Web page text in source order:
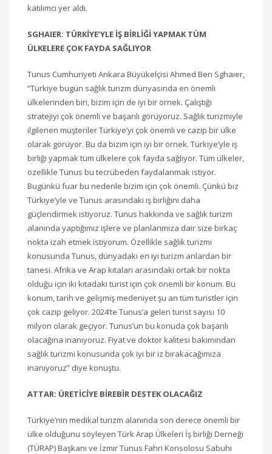
katılımcı yer aldı.
SGHAIER: TÜRKİYE’YLE İŞ BİRLİĞİ YAPMAK TÜM
ÜLKELERE ÇOK FAYDA SAĞLIYOR
Tunus Cumhuriyeti Ankara Büyükelçisi Ahmed Ben Sghaıer,
“Türkiye bugün sağlık turizm dünyasında en önemli
ülkelerinden biri, bizim için de iyi bir örnek. Çalıştığı
stratejiyi çok önemli ve başarılı görüyoruz. Sağlık turizmiyle
ilgilenen müşteriler Türkiye’yi çok önemli ve cazip bir ülke
olarak görüyor. Bu da bizim için iyi bir örnek. Türkiye’yle iş
birliği yapmak tüm ülkelere çok fayda sağlıyor. Tüm ülkeler,
özellikle Tunus bu tecrübeden faydalanmak istiyor.
Bugünkü fuar bu nedenle bizim için çok önemli. Çünkü biz
Türkiye’yle ve Tunus arasındaki iş birliğini daha
güçlendirmek istiyoruz. Tunus hakkında ve sağlık turizm
alanında yaptığımız işlere ve planlarımıza dair size birkaç
nokta izah etmek istiyorum. Özellikle sağlık turizmi
konusunda Tunus, dünyadaki en iyi turizm anlardan bir
tanesi. Afrika ve Arap kıtaları arasındaki ortak bir nokta
olduğu için iki kıtadaki turist için çok önemli bir konum. Bu
konum, tarih ve gelişmiş medeniyet şu an tüm turistler için
çok cazip geliyor. 2024’te Tunus’a gelen turist sayısı 10
milyon olarak geçiyor. Tunus’un bu konuda çok başarılı
olacağına inanıyoruz. Fiyat ve doktor kalitesi bakımından
sağlık turizmi konusunda çok iyi bir iz bırakacağımıza
inanıyoruz” diye konuştu.
ATTAR: ÜRETİCİYE BİREBİR DESTEK OLACAĞIZ
Türkiye’nin medikal turizm alanında son derece önemli bir
ülke olduğunu söyleyen Türk Arap Ülkeleri İş birliği Derneği
(TÜRAP) Başkanı ve İzmir Tunus Fahri Konsolosu Sabuhi